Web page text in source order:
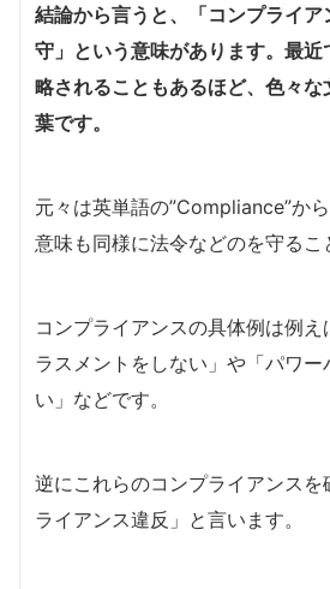
結論から言うと、「コンプライ
守」という意味があります。最近
略されることもあるほど、色々
葉です。
元々は英単語の”Compliance”か
意味も同様に法令などのを守るこ
コンプライアンスの具体例は例
ラスメントをしない」や「パワ
い」などです。
逆にこれらのコンプライアンス
ライアンス違反」と言います。